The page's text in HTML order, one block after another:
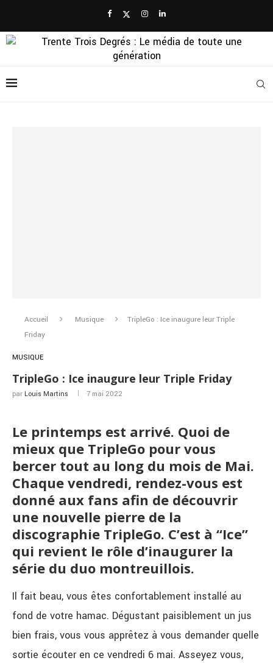
Accueil Musique
TripleGo : Ice inaugure leur Triple
Friday
MUSIQUE
TripleGo : Ice inaugure leur Triple Friday
par Louis Martins 7 mai 2022
Le printemps est arrivé. Quoi de
mieux que TripleGo pour vous
bercer tout au long du mois de Mai.
Chaque vendredi, rendez-vous est
donné aux fans afin de découvrir
une nouvelle pierre de la
discographie TripleGo. C’est à “Ice”
qui revient le rôle d’inaugurer la
série du duo montreuillois.
Il fait beau, vous êtes confortablement installé au
fond de votre hamac. Dégustant paisiblement un jus
bien frais, vous vous apprêtez à vous demander quelle
sortie écouter en ce vendredi 6 mai. Asseyez vous,